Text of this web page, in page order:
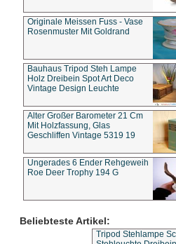
Originale Meissen Fuss - Vase
Rosenmuster Mit Goldrand
Bauhaus Tripod Steh Lampe
Holz Dreibein Spot Art Deco
Vintage Design Leuchte
Alter Großer Barometer 21 Cm
Mit Holzfassung, Glas
Geschliffen Vintage 5319 19
Ungerades 6 Ender Rehgeweih
Roe Deer Trophy 194 G
Beliebteste Artikel:
Tripod Stehlampe